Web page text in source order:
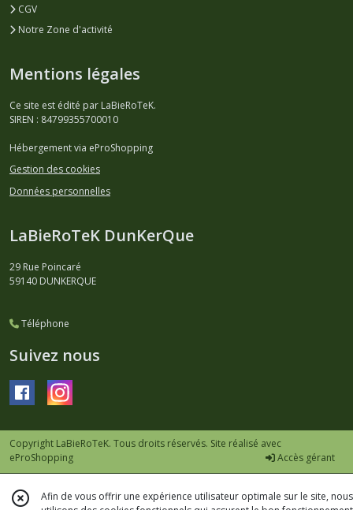
CGV
Notre Zone d'activité
Mentions légales
Ce site est édité par LaBieRoTeK.
SIREN : 84799355700010
Hébergement via eProShopping
Gestion des cookies
Données personnelles
LaBieRoTeK DunKerQue
29 Rue Poincaré
59140 DUNKERQUE
Téléphone
Suivez nous
Copyright LaBieRoTeK. Tous droits réservés. Site réalisé avec
eProShopping
Accès gérant
Afin de vous offrir une expérience utilisateur optimale sur le site, nous